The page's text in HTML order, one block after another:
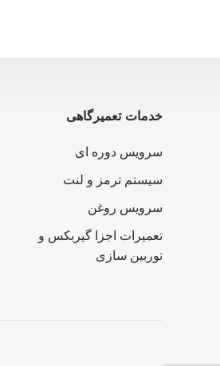
خدمات تعمیرگاهی
سرویس دوره ای
سیستم ترمز و لنت
سرویس روغن
تعمیرات اجزا گیربکس و
توربین سازی